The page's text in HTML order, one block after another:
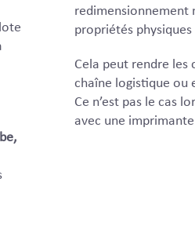
redimensionnement
propriétés
Cela peut rendre
chaîne logistique ou
Ce n’est pas le cas
avec une